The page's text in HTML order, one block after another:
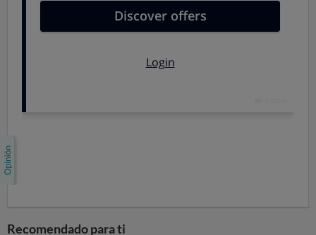
contribuyente fallece el propio 31 de diciembre, debe
presentarse la declaración del impuesto sobre el
aplican reglas equivalentes a las del País Vasco: no hay
obligación de presentar el impuesto sobre el patrimonio
Recomendado para ti